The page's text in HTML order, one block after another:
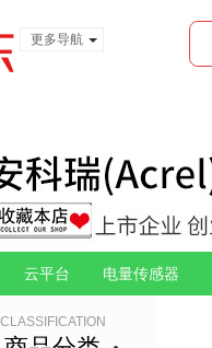
更多导航
云平台 电量传感器
CLASSIFICATION